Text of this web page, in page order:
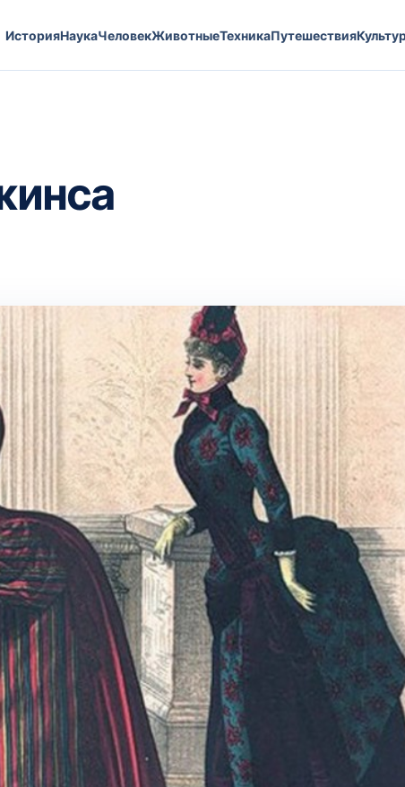
ИсторияНаукаЧеловекЖивотныеТехникаПутешествия